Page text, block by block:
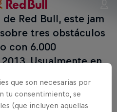
Red Bull, este jam
tres obstáculos
con 6.000
Usualmente en
que son necesarias por
tu consentimiento, se
(que incluyen aquellas